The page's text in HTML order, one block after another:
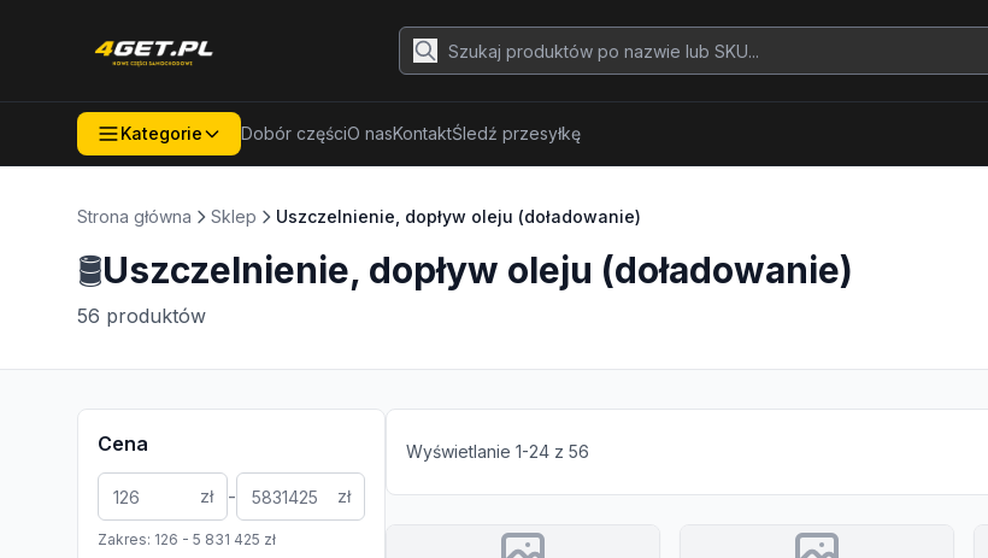
Kategorie Dobór częściO nasKontaktŚledź przesyłkę
Strona główna Sklep Uszczelnienie, dopływ oleju (doładowanie)
🛢️Uszczelnienie, dopływ oleju (doładowanie)
56 produktów
Cena
zł - zł
Zakres: 126 - 5 831 425 zł
Wyświetlanie 1-24 z 56